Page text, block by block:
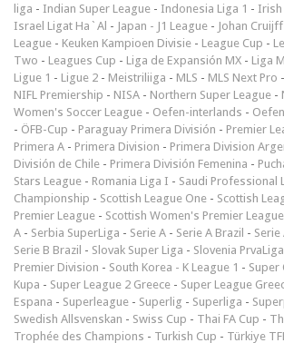
liga - Indian Super League - Indonesia Liga 1 - Irish
Israel Ligat Ha`Al - Japan - J1 League - Johan
League - Keuken Kampioen Divisie - League Cup -
Two - Leagues Cup - Liga de Expansión MX - Liga
Ligue 1 - Ligue 2 - Meistriliiga - MLS - MLS Next Pro -
NIFL Premiership - NISA - Northern Super League -
Women's Soccer League - Oefen-interlands -
- ÖFB-Cup - Paraguay Primera División - Premier
Primera A - Primera Division - Primera Division
División de Chile - Primera División Femenina -
Stars League - Romania Liga I - Saudi Professional
Championship - Scottish League One - Scottish
Premier League - Scottish Women's Premier League
A - Serbia SuperLiga - Serie A - Serie A Brazil - Serie
Serie B Brazil - Slovak Super Liga - Slovenia PrvaLiga
Premier Division - South Korea - K League 1 - Super
Kupa - Super League 2 Greece - Super League
Espana - Superleague - Superlig - Superliga -
Swedish Allsvenskan - Swiss Cup - Thai FA Cup -
Trophée des Champions - Turkish Cup - Türkiye